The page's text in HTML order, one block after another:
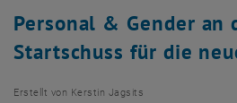
Übersicht
Personal & Gender an
Startschuss für die
Erstellt von Kerstin Jagsits